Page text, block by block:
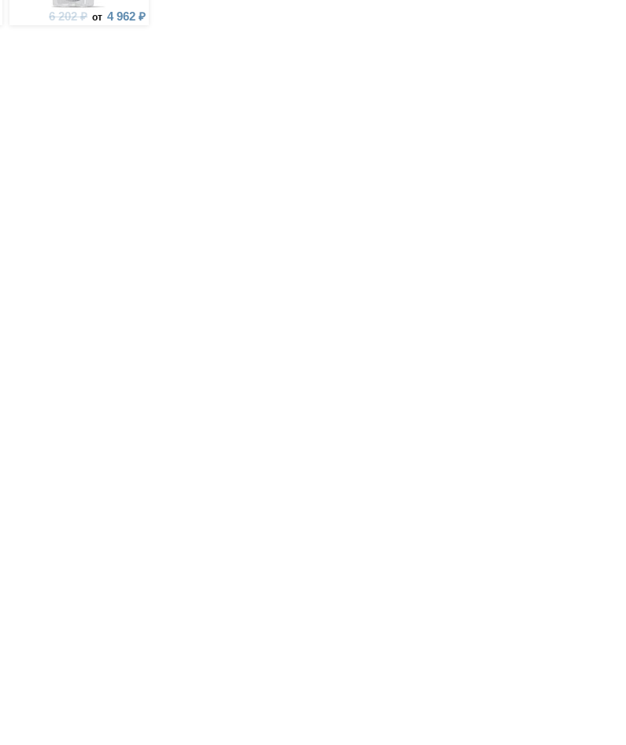
6 202 ₽ от 4 962 ₽